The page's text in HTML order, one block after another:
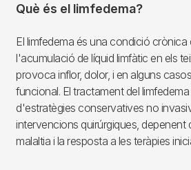
Què és el limfedema?
El limfedema és una condició
l'acumulació de líquid limfàtic en els
provoca inflor, dolor, i en alguns
funcional. El tractament del
d'estratègies conservatives no
intervencions quirúrgiques, depenent
malaltia i la resposta a les teràpies